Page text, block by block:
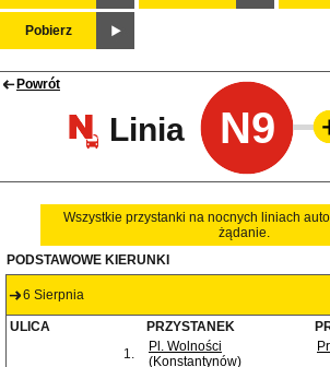
Pobierz
Powrót
Linia N9
Wszystkie przystanki na nocnych liniach
żądanie.
PODSTAWOWE KIERUNKI
6 Sierpnia
ULICA PRZYSTANEK
1.
Pl. Wolności
(Konstantynów)